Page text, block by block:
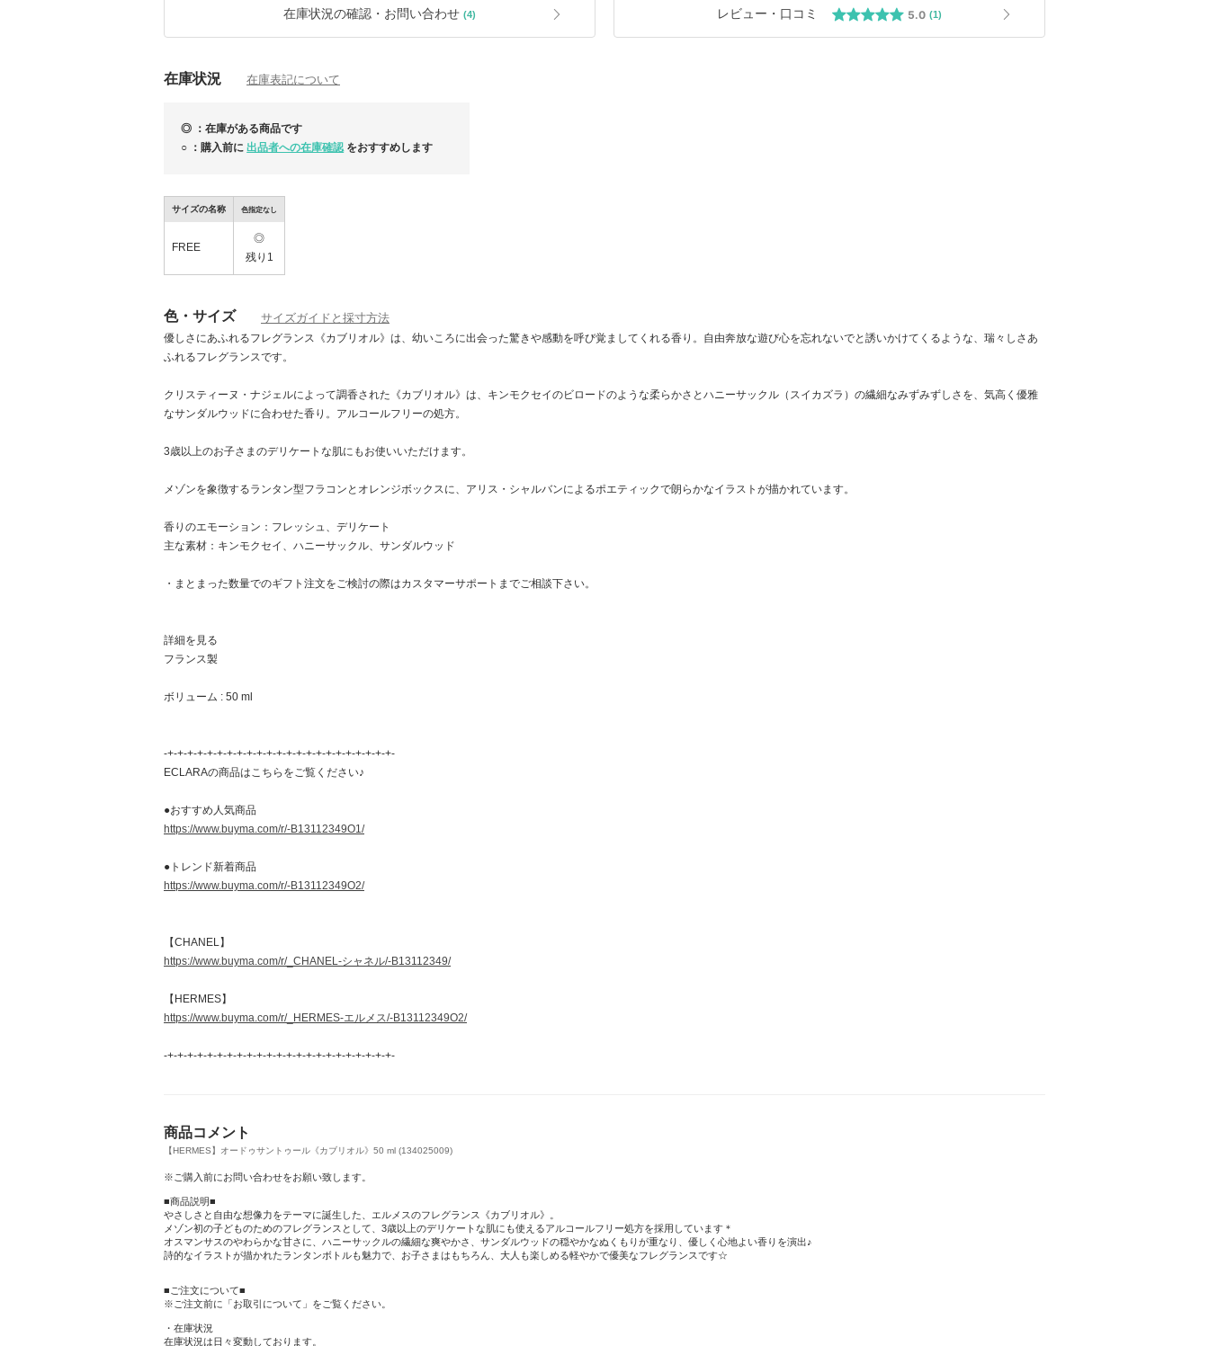
数あるショップの中からECLARAをご覧いただき誠にありがとうございます。
お一人おひとりとのご縁を大切に、安心してお取引いただけるよう誠実で丁寧な対
◆正規品保証について◆
海外発送となりますが、迅速かつ丁寧にお届けいたします。
全商品送料無料です。ご注文前に【お取引について】をご一読ください。
■原則付属品につきましては、商品によって内容物が変わってきますので、ご注文前
在庫状況の確認・お問い合わせ (4) レビュー・口コミ 5.0 (1)
在庫状況 在庫表記について
◎ ：在庫がある商品です
○ ：購入前に 出品者への在庫確認 をおすすめします
サイズの名称 色指定なし
FREE
◎
残り1
色・サイズ サイズガイドと採寸方法
優しさにあふれるフレグランス《カブリオル》は、幼いころに出会った驚きや感動を呼び覚ましてくれる香り。自由奔放な遊び心を忘れないでと誘いかけてくるような、瑞々しさあ
ふれるフレグランスです。
クリスティーヌ・ナジェルによって調香された《カブリオル》は、キンモクセイのビロードのような柔らかさとハニーサックル（スイカズラ）の繊細なみずみずしさを、気高く優雅
なサンダルウッドに合わせた香り。アルコールフリーの処方。
3歳以上のお子さまのデリケートな肌にもお使いいただけます。
メゾンを象徴するランタン型フラコンとオレンジボックスに、アリス・シャルバンによるポエティックで朗らかなイラストが描かれています。
香りのエモーション：フレッシュ、デリケート
主な素材：キンモクセイ、ハニーサックル、サンダルウッド
・まとまった数量でのギフト注文をご検討の際はカスタマーサポートまでご相談下さい。
詳細を見る
フランス製
ボリューム : 50 ml
-+-+-+-+-+-+-+-+-+-+-+-+-+-+-+-+-+-+-+-+-+-+-+-
ECLARAの商品はこちらをご覧ください♪
●おすすめ人気商品
https://www.buyma.com/r/-B13112349O1/
●トレンド新着商品
https://www.buyma.com/r/-B13112349O2/
【CHANEL】
https://www.buyma.com/r/_CHANEL-シャネル/-B13112349/
【HERMES】
https://www.buyma.com/r/_HERMES-エルメス/-B13112349O2/
-+-+-+-+-+-+-+-+-+-+-+-+-+-+-+-+-+-+-+-+-+-+-+-
商品コメント
【HERMES】オードゥサントゥール《カブリオル》50 ml (134025009)
※ご購入前にお問い合わせをお願い致します。
■商品説明■
やさしさと自由な想像力をテーマに誕生した、エルメスのフレグランス《カブリオル》。
メゾン初の子どものためのフレグランスとして、3歳以上のデリケートな肌にも使えるアルコールフリー処方を採用しています＊
オスマンサスのやわらかな甘さに、ハニーサックルの繊細な爽やかさ、サンダルウッドの穏やかなぬくもりが重なり、優しく心地よい香りを演出♪
詩的なイラストが描かれたランタンボトルも魅力で、お子さまはもちろん、大人も楽しめる軽やかで優美なフレグランスです☆
■ご注文について■
※ご注文前に「お取引について」をご覧ください。
・在庫状況
在庫状況は日々変動しております。